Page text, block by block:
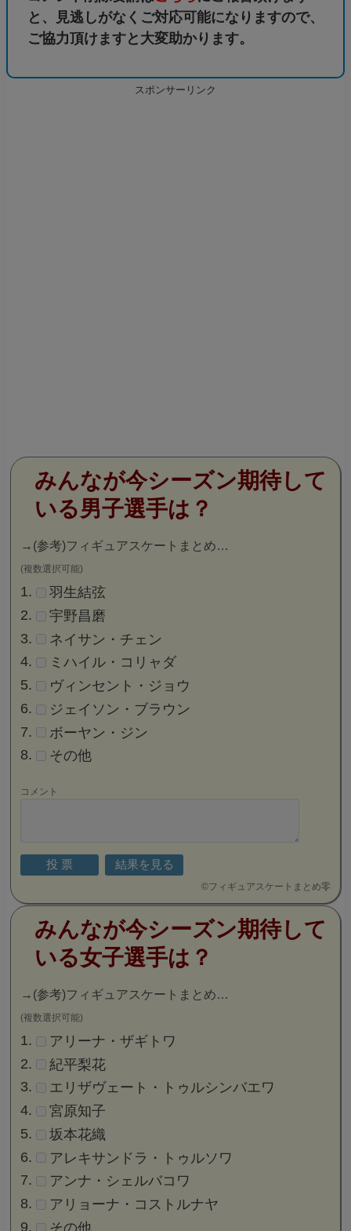
と、見逃しがなくご対応可能になりますので、
ご協力頂けますと大変助かります。
スポンサーリンク
みんなが今シーズン期待して
いる男子選手は？
→ (参考)フィギュアスケートまとめ…
(複数選択可能)
羽生結弦
宇野昌磨
ネイサン・チェン
ミハイル・コリャダ
ヴィンセント・ジョウ
ジェイソン・ブラウン
ボーヤン・ジン
その他
コメント
©フィギュアスケートまとめ零
みんなが今シーズン期待して
いる女子選手は？
→ (参考)フィギュアスケートまとめ…
(複数選択可能)
アリーナ・ザギトワ
紀平梨花
エリザヴェート・トゥルシンバエワ
宮原知子
坂本花織
アレキサンドラ・トゥルソワ
アンナ・シェルバコワ
アリョーナ・コストルナヤ
その他